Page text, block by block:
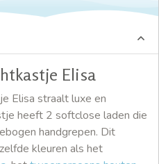
Elisa
Elisa straalt luxe en
heeft 2 softclose laden die
handgrepen. Dit
kleuren als het